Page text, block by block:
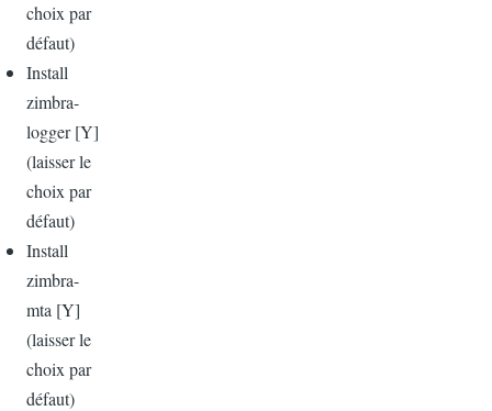
choix par
défaut)
Install
zimbra-
logger [Y]
(laisserle
choix par
défaut)
Install
zimbra-
mta [Y]
(laisserle
choix par
défaut)